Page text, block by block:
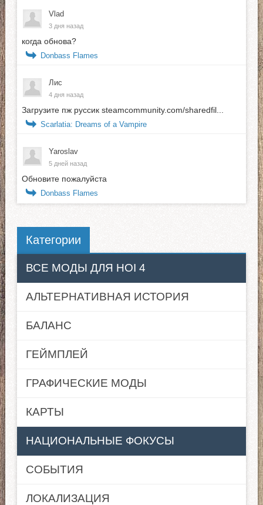
Vlad
3 дня назад
когда обнова?
Donbass Flames
Лис
4 дня назад
Загрузите пж руссик steamcommunity.com/sharedfil...
Scarlatia: Dreams of a Vampire
Yaroslav
5 дней назад
Обновите пожалуйста
Donbass Flames
Категории
ВСЕ МОДЫ ДЛЯ HOI 4
АЛЬТЕРНАТИВНАЯ ИСТОРИЯ
БАЛАНС
ГЕЙМПЛЕЙ
ГРАФИЧЕСКИЕ МОДЫ
КАРТЫ
НАЦИОНАЛЬНЫЕ ФОКУСЫ
СОБЫТИЯ
ЛОКАЛИЗАЦИЯ